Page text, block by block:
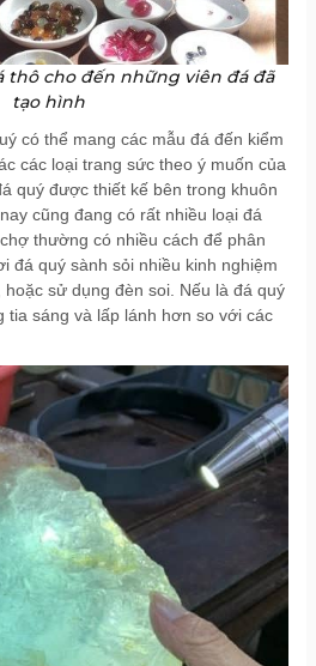
thô cho đến những viên đá đã
tạo hình
có thể mang các mẫu đá đến kiểm
các loại trang sức theo ý muốn của
quý được thiết kế bên trong khuôn
cũng đang có rất nhiều loại đá
thường có nhiều cách để phân
đá quý sành sỏi nhiều kinh nghiệm
sử dụng đèn soi. Nếu là đá quý
tia sáng và lấp lánh hơn so với các